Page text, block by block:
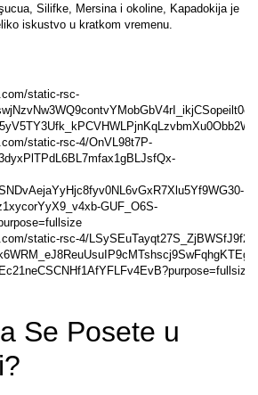
Silifke, Mersina i okoline, Kapadokija je
iskustvo u kratkom vremenu.
Se Posete u